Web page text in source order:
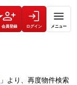
会員登録 ログイン メニュー
」 より、再度物件検索